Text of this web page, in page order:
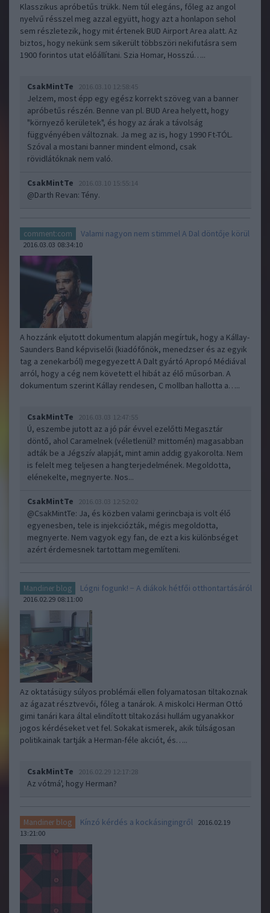
Klasszikus apróbetűs trükk. Nem túl elegáns, főleg az angol
nyelvű résszel meg azzal együtt, hogy azt a honlapon sehol
sem részletezik, hogy mit értenek BUD Airport Area alatt. Az
biztos, hogy nekünk sem sikerült többszöri nekifutásra sem
1900 forintos utat előállítani. Szia Homar, Hosszú…..
CsakMintTe 2016.03.10 12:58:45
Jelzem, most épp egy egész korrekt szöveg van a banner
apróbetűs részén. Benne van pl. BUD Area helyett, hogy
"környező kerületek", és hogy az árak a távolság
függvényében változnak. Ja meg az is, hogy 1990 Ft-TÓL.
Szóval a mostani banner mindent elmond, csak
rövidlátóknak nem való.
CsakMintTe 2016.03.10 15:55:14
@Darth Revan: Tény.
comment:com Valami nagyon nem stimmel A Dal döntője körül
2016.03.03 08:34:10
A hozzánk eljutott dokumentum alapján megírtuk, hogy a Kállay-
Saunders Band képviselői (kiadófőnök, menedzser és az egyik
tag a zenekarból) megegyezett A Dalt gyártó Apropó Médiával
arról, hogy a cég nem követett el hibát az élő műsorban. A
dokumentum szerint Kállay rendesen, C mollban hallotta a…..
CsakMintTe 2016.03.03 12:47:55
Ú, eszembe jutott az a jó pár évvel ezelőtti Megasztár
döntő, ahol Caramelnek (véletlenül? mittomén) magasabban
adták be a Jégszív alapját, mint amin addig gyakorolta. Nem
is felelt meg teljesen a hangterjedelmének. Megoldotta,
elénekelte, megnyerte. Nos...
CsakMintTe 2016.03.03 12:52:02
@CsakMintTe: Ja, és közben valami gerincbaja is volt élő
egyenesben, tele is injekciózták, mégis megoldotta,
megnyerte. Nem vagyok egy fan, de ezt a kis különbséget
azért érdemesnek tartottam megemlíteni.
Mandiner blog Lógni fogunk! − A diákok hétfői otthontartásáról
2016.02.29 08:11:00
Az oktatásügy súlyos problémái ellen folyamatosan tiltakoznak
az ágazat résztvevői, főleg a tanárok. A miskolci Herman Ottó
gimi tanári kara által elindított tiltakozási hullám ugyanakkor
jogos kérdéseket vet fel. Sokakat ismerek, akik túlságosan
politikainak tartják a Herman-féle akciót, és…..
CsakMintTe 2016.02.29 12:17:28
Az vótmá', hogy Herman?
Mandiner blog Kínzó kérdés a kockásingingről 2016.02.19
13:21:00